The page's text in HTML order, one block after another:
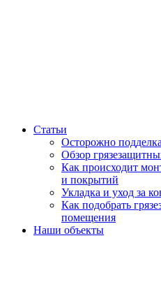
Статьи
Осторожно
Обзор
Как происходит
и покрытий
Укладка и уход за
Как подобрать
помещения
Наши объекты